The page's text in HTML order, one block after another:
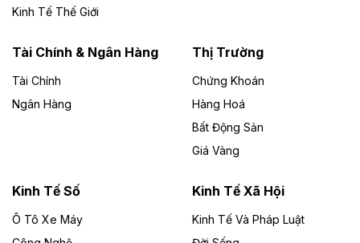
Đức Long Gia Lai mở rộng ‘hệ sinh thái’
Lai
Bốn doanh nghiệp có sự góp vốn của Công ty Cổ
phần Tập đoàn Đức Long Gia Lai (HoSE: DLG) được
Gia Lai với tổng vốn hơn 4.750 tỷ đồng.
Đồng Nai cho thuê gần 59 ha đất làm khu
công nghiệp ở Long Thành
Kinh Tế Thế Giới
Tài Chính & Ngân Hàng
Tài Chính
Ngân Hàng
Thị Trường
Chứng Khoán
Hàng Hoá
Bất Động Sản
Giá Vàng
Kinh Tế Số
Ô Tô Xe Máy
Kinh Tế Xã Hội
Kinh Tế Và Pháp Luật